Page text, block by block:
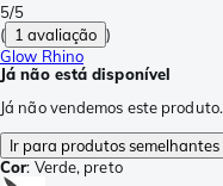
5/5
( 1 avaliação )
Glow Rhino
Já não está disponível
Já não vendemos este produto.
Ir para produtos semelhantes
Cor: Verde, preto